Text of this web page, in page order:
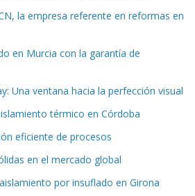
la empresa referente en reformas en
en Murcia con la garantía de
Una ventana hacia la perfección visual
térmico en Córdoba
eficiente de procesos
en el mercado global
por insuflado en Girona